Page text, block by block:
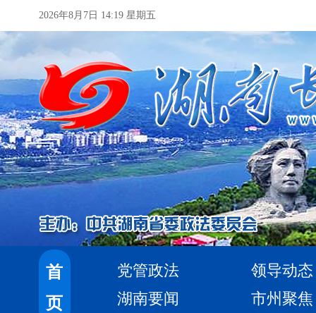
2026年8月7日 14:19 星期五
首
页
党管政法
领导动态
湖南要闻
市州聚焦